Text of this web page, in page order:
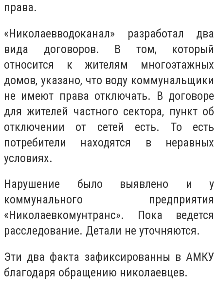
права.
«Николаевводоканал» разработал два
вида договоров. В том, который
относится к жителям многоэтажных
домов, указано, что воду коммунальщики
не имеют права отключать. В договоре
для жителей частного сектора, пункт об
отключении от сетей есть. То есть
потребители находятся в неравных
условиях.
Нарушение было выявлено и у
коммунального предприятия
«Николаевкомунтранс». Пока ведется
расследование. Детали не уточняются.
Эти два факта зафиксированны в АМКУ
благодаря обращению николаевцев.